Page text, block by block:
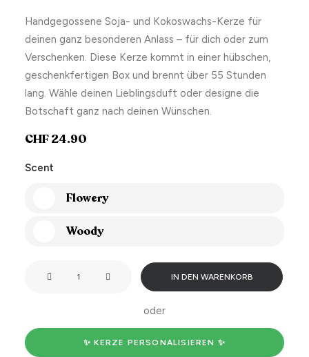
Handgegossene Soja- und Kokoswachs-Kerze für
deinen ganz besonderen Anlass – für dich oder zum
Verschenken. Diese Kerze kommt in einer hübschen,
geschenkfertigen Box und brennt über 55 Stunden
lang. Wähle deinen Lieblingsduft oder designe die
Botschaft ganz nach deinen Wünschen.
CHF24.90
Scent
Flowery
Woody
a
IN DEN WARENKORB
oder
✨ KERZE PERSONALISIEREN ✨